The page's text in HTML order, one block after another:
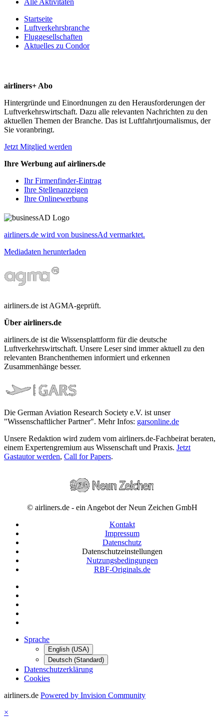
Startseite
Luftverkehrsbranche
Fluggesellschaften
Aktuelles zu Condor
airliners+ Abo
Hintergründe und Einordnungen zu den Herausforderungen der
Luftverkehrswirtschaft. Dazu alle relevanten Nachrichten zu den
aktuellen Themen der Branche. Das ist Luftfahrtjournalismus, der
Sie voranbringt.
Jetzt Mitglied werden
Ihre Werbung auf airliners.de
Ihr Firmenfinder-Eintrag
Ihre Stellenanzeigen
Ihre Onlinewerbung
airliners.de wird von businessAd vermarktet.
Mediadaten herunterladen
airliners.de ist AGMA-geprüft.
Über airliners.de
airliners.de ist die Wissensplattform für die deutsche
Luftverkehrswirtschaft. Unsere Leser sind immer aktuell zu den
relevanten Branchenthemen informiert und erkennen
Zusammenhänge besser.
Die German Aviation Research Society e.V. ist unser
"Wissenschaftlicher Partner". Mehr Infos: garsonline.de
Unsere Redaktion wird zudem vom airliners.de-Fachbeirat beraten,
einem Expertengremium aus Wissenschaft und Praxis. Jetzt
Gastautor werden, Call for Papers.
© airliners.de - ein Angebot der Neun Zeichen GmbH
Kontakt
Impressum
Datenschutz
Datenschutzeinstellungen
Nutzungsbedingungen
RBF-Originals.de
Sprache
English (USA)
Deutsch (Standard)
Datenschutzerklärung
Cookies
airliners.de Powered by Invision Community
×